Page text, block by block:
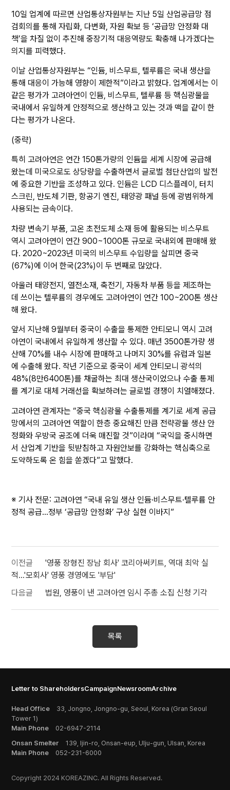
10일 업계에 따르면 산업통상자원부는 지난 5일 산업공급망 점
검회의를 통해 자립화, 다변화, 자원 확보 등 ‘공급망 안정화 대
책’을 차질 없이 추진해 중장기적 대응역량도 확충해 나가겠다는
의지를 피력했다.
이날 산업통상자원부는 “인듐, 비스무트, 텔루륨은 국내 생산을
통해 대응이 가능해 영향이 제한적”이라고 밝혔다. 업계에서는 이
같은 평가가 고려아연이 인듐, 비스무트, 텔루륨 등 핵심광물을
국내에서 유일하게 안정적으로 생산하고 있는 것과 맥을 같이 한
다는 평가가 나온다.
(중략)
특히 고려아연은 연간 150톤가량의 인듐을 세계 시장에 공급해
왔는데 미국으로도 상당량을 수출하면서 글로벌 첨단산업의 발전
에 중요한 기반을 조성하고 있다. 인듐은 LCD 디스플레이, 터치
스크린, 반도체 기판, 항공기 엔진, 태양광 패널 등에 광범위하게
사용되는 금속이다.
차량 변속기 부품, 고온 초전도체 소재 등에 활용되는 비스무트
역시 고려아연이 연간 900~1000톤 규모로 국내외에 판매해 왔
다. 2020~2023년 미국의 비스무트 수입량을 살피면 중국
(67%)에 이어 한국(23%)이 두 번째로 많았다.
아울러 태양전지, 열전소재, 축전기, 자동차 부품 등을 제조하는
데 쓰이는 텔루륨의 경우에도 고려아연이 연간 100~200톤 생산
해 왔다.
앞서 지난해 9월부터 중국이 수출을 통제한 안티모니 역시 고려
아연이 국내에서 유일하게 생산할 수 있다. 매년 3500톤가량 생
산해 70%를 내수 시장에 판매하고 나머지 30%를 유럽과 일본
에 수출해 왔다. 작년 기준으로 중국이 세계 안티모니 광석의
48%(8만6400톤)를 채굴하는 최대 생산국이었으나 수출 통제
를 계기로 대체 거래선을 확보하려는 글로벌 경쟁이 치열해졌다.
고려아연 관계자는 “중국 핵심광물 수출통제를 계기로 세계 공급
망에서의 고려아연 역할이 한층 중요해진 만큼 전략광물 생산 안
정화와 우방국 공조에 더욱 매진할 것”이라며 “국익을 중시하면
서 산업계 기반을 뒷받침하고 자원안보를 강화하는 핵심축으로
도약하도록 온 힘을 쏟겠다”고 말했다.
※ 기사 전문:고려아연 “국내 유일 생산 인듐·비스무트·텔루륨 안
정적 공급…정부 ‘공급망 안정화’ 구상 실현 이바지”
이전글
'영풍 장형진 장남 회사' 코리아써키트, 역대 최악 실
적…'모회사' 영풍 경영에도 '부담'
다음글
법원, 영풍이 낸 고려아연 임시 주총 소집 신청 기각
목록
Letter to ShareholdersCampaignNewsroomArchive
Head Office
33, Jongno, Jongno-gu, Seoul, Korea (Gran Seoul
Tower 1)
Main Phone
02-6947-2114
Onsan Smelter
139, Ijin-ro, Onsan-eup, Ulju-gun, Ulsan, Korea
Main Phone
052-231-6000
Copyright 2024 KOREAZINC. All Rights Reserved.